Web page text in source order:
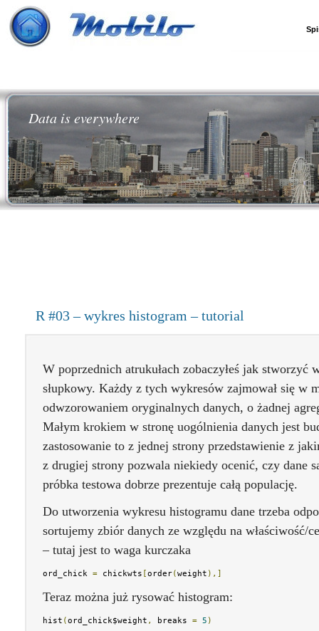
Data is everywhere
R #03 – wykres histogram – tutorial
W poprzednich atrukułach zobaczyłeś jak stworzyć
słupkowy. Każdy z tych wykresów zajmował się w
odwzorowaniem oryginalnych danych, o żadnej
Małym krokiem w stronę uogólnienia danych jest
zastosowanie to z jednej strony przedstawienie z
z drugiej strony pozwala niekiedy ocenić, czy dane
próbka testowa dobrze prezentuje całą populację.
Do utworzenia wykresu histogramu dane trzeba
sortujemy zbiór danych ze względu na właściwość/
– tutaj jest to waga kurczaka
ord_chick = chickwts [order(weight ),]
Teraz można już rysować histogram:
hist (ord_chick$weight , breaks = 5 )